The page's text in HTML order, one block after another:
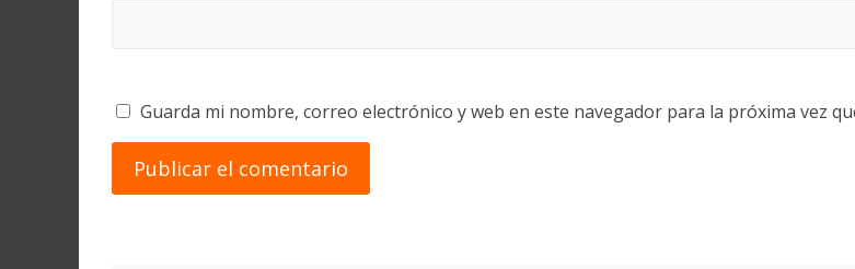
Guarda mi nombre, correo electrónico y web en este navegador para la próxima vez